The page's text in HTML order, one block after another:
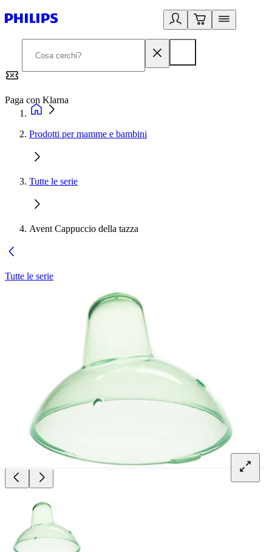
Paga con Klarna
Prodotti per mamme e bambini
Tutte le serie
Avent Cappuccio della tazza
Tutte le serie